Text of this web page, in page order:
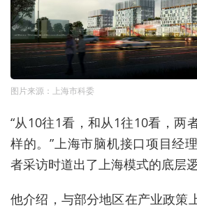
图片来源：上海市科委
“从10往1看，和从1往10看，两
样的。”上海市脑机接口项目经
者采访时道出了上海模式的底层逻
他介绍，与部分地区在产业政策